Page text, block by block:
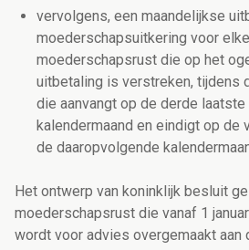
vervolgens, een maandelijkse
moederschapsuitkering voor
moederschapsrust die op het
uitbetaling is verstreken, tijdens
die aanvangt op de derde
kalendermaand en eindigt op de
de daaropvolgende
Het ontwerp van koninklijk besluit
moederschapsrust die vanaf 1
wordt voor advies overgemaakt aan